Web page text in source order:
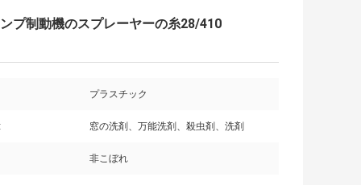
プ制動機のスプレーヤーの糸28/410
プラスチック
窓の洗剤、万能洗剤、殺虫剤、洗剤
非こぼれ